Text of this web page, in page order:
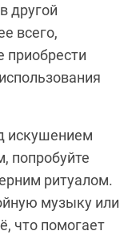
другой
всего,
приобрести
искушением
попробуйте
ритуалом.
музыку или
что помогает